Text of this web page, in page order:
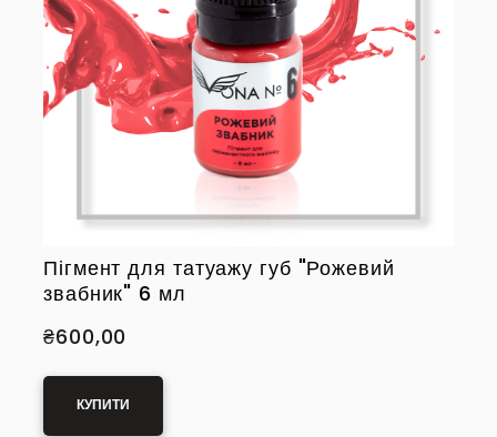
Пігмент для татуажу губ "Рожевий
звабник" 6 мл
₴600,00
КУПИТИ